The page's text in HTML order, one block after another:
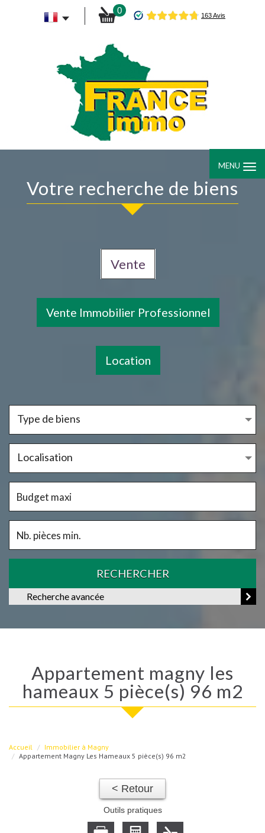
0
MENU
votre recherche de biens
Vente
Vente Immobilier Professionnel
Location
Type de biens
Localisation
RECHERCHER
Recherche avancée
appartement magny les
hameaux 5 pièce(s) 96 m2
Accueil
Immobilier à Magny
Appartement Magny Les Hameaux 5 pièce(s) 96 m2
< Retour
Outils pratiques